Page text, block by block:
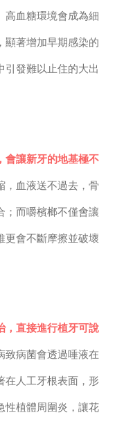
高血糖環境會成為細
顯著增加早期感染的
引發難以止住的大出
會讓新牙的地基極不
，血液送不過去，骨
；而嚼檳榔不僅會讓
更會不斷摩擦並破壞
，直接進行植牙可說
致病菌會透過唾液在
在人工牙根表面，形
性植體周圍炎，讓花